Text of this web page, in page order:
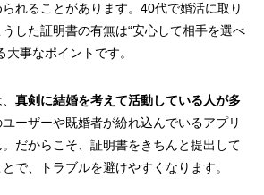
れることがあります。40代で婚活に取り
した証明書の有無は“安心して相手を選べ
大事なポイントです。
真剣に結婚を考えて活動している人が多
ーザーや既婚者が紛れ込んでいるアプリ
だからこそ、証明書をきちんと提出して
で、トラブルを避けやすくなります。